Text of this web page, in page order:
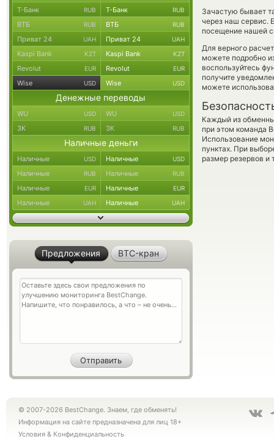
Зачастую бывает
через наш сервис.
посещение нашей
Для верного
можете подробно
воспользуйтесь
получите
можете
Каждый из
при этом команда
Использование
пунктах. При
размер резервов и
Т-Банк RUB Т-Банк RUB
ВТБ RUB ВТБ RUB
Приват 24 UAH Приват 24 UAH
Kaspi Bank KZT Kaspi Bank KZT
Revolut EUR Revolut EUR
Wise USD Wise USD
Денежные переводы
WU USD WU USD
ЗК RUB ЗК RUB
Наличные деньги
Наличные USD Наличные USD
Наличные RUB Наличные RUB
Наличные EUR Наличные EUR
Наличные UAH Наличные UAH
Предложения BTC-кран
© 2007-2026 BestChange. Знаем, где обменять!
Информация на сайте предназначена для лиц 18+
Условия & Конфиденциальность